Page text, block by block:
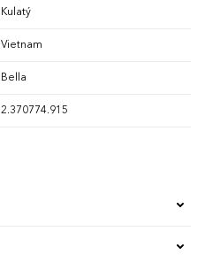
Kulatý
Vietnam
Bella
2.370774.915